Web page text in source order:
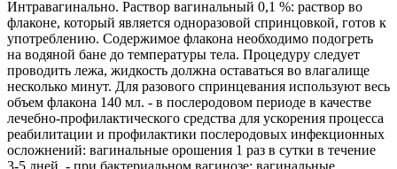
Интравагинально. Раствор вагинальный 0,1 %: раствор во
флаконе, который является одноразовой спринцовкой, готов к
употреблению. Содержимое флакона необходимо подогреть
на водяной бане до температуры тела. Процедуру следует
проводить лежа, жидкость должна оставаться во влагалище
несколько минут. Для разового спринцевания используют весь
объем флакона 140 мл. - в послеродовом периоде в качестве
лечебно-профилактического средства для ускорения процесса
реабилитации и профилактики послеродовых инфекционных
осложнений: вагинальные орошения 1 раз в сутки в течение